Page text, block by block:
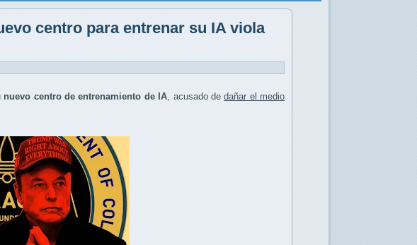
centro para entrenar su IA viola
nuevo centro de entrenamiento de IA , acusado dedañar el medio